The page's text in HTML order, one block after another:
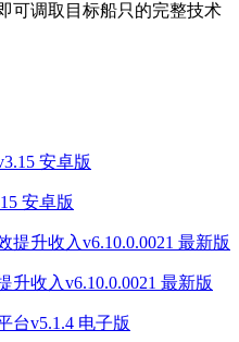
可调取目标船只的完整技术
安卓版
收入v6.10.0.0021 最新版